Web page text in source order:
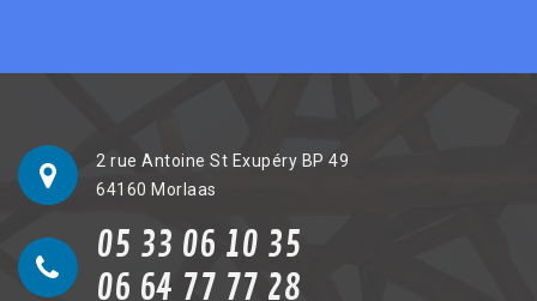
2 rue Antoine St Exupéry BP 49
64160 Morlaas
05 33 06 10 35
06 64 77 77 28